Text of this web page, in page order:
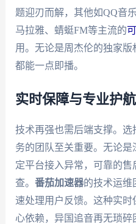
题迎刃而解，其他如QQ音
马拉雅、蜻蜓FM等主流的
用。无论是周杰伦的独家版
都能一点即播。
实时保障与专业护
技术再强也需后端支撑。
务的团队至关重要。无论
定平台接入异常，可靠的
查。 番茄加速器的技术运维
速处理用户反馈。这种实
心依赖，异国追音再无琐碎